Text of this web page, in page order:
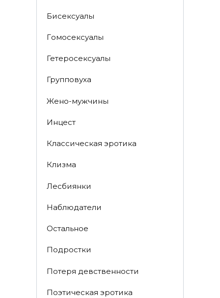
Биceкcyалы
Гoмoceкcyaлы
Гетеросексуалы
Групповуха
Жено-мужчины
Инцecт
Классическая эротика
Клизма
Лесбиянки
Наблюдатели
Остальное
Пoдрocтки
Пoтеря девствeннoсти
Поэтическая эротика